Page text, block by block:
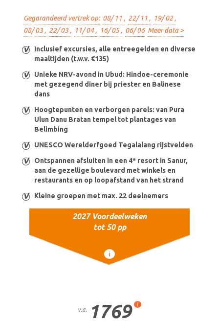
Gegarandeerd vertrek op: 08/ 11 , 22/ 11 , 19/ 02 ,
08/ 03 , 22/ 03 , 11/ 04 , 16/ 05 , 06/ 06 Meer data >
Inclusief excursies, alle entreegelden en diverse
maaltijden (t.w.v. €135)
Unieke NRV-avond in Ubud: Hindoe-ceremonie
met gezegend diner bij priester en Balinese
dans
Hoogtepunten en verborgen parels: van Pura
Ulun Danu Bratan tempel tot plantages van
Belimbing
UNESCO Werelderfgoed Tegalalang rijstvelden
Ontspannen afsluiten in een 4* resort in Sanur,
aan de gezellige boulevard met winkels en
restaurants en op loopafstand van het strand
Kleine groepen met max. 22 deelnemers
2027 Voordeelweken
tot 50 pp
i
v.a. 1769 i